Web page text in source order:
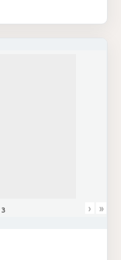
3 › »